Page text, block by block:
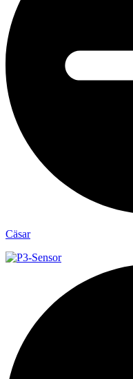
Cäsar